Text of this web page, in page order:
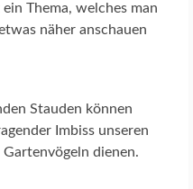
Thema, welches man
näher anschauen
Stauden können
Imbiss unseren
dienen.